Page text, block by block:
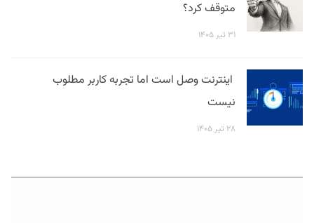
متوقف کرد؟
۳۱ تیر ۱۴۰۵
اینترنت وصل است اما تجربه کاربر مطلوب
نیست
۲۸ تیر ۱۴۰۵